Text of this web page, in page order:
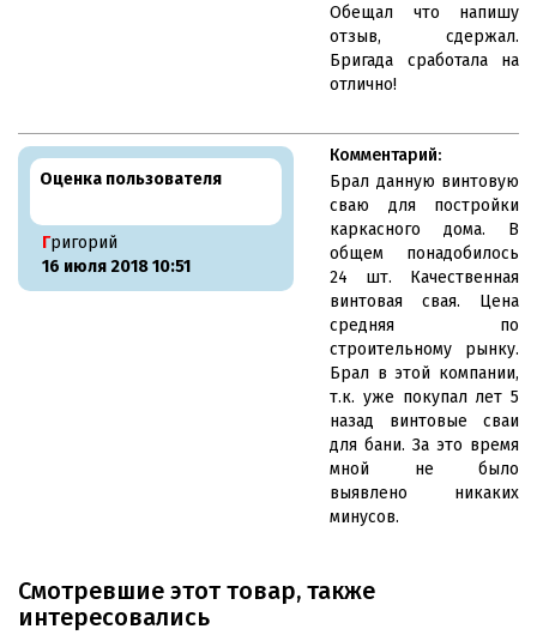
Обещал что напишу
отзыв, сдержал.
Бригада сработала на
отлично!
Оценка пользователя
Григорий
16 июля 2018 10:51
Комментарий:
Брал данную винтовую
сваю для постройки
каркасного дома. В
общем понадобилось
24 шт. Качественная
винтовая свая. Цена
средняя по
строительному рынку.
Брал в этой компании,
т.к. уже покупал лет 5
назад винтовые сваи
для бани. За это время
мной не было
выявлено никаких
минусов.
Смотревшие этот товар, также
интересовались